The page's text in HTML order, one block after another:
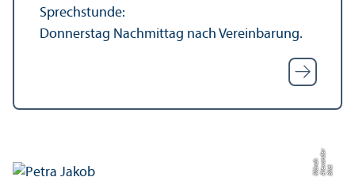
Sprechstunde:
Donnerstag Nachmittag nach Vereinbarung.
Bil
d:
Al
e
x
a
n d
e
rM
ü
n
c
h